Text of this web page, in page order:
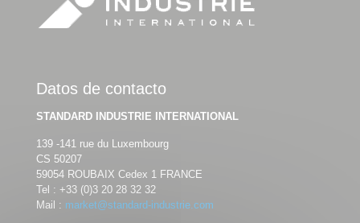
Datos de contacto
STANDARD INDUSTRIE INTERNATIONAL
139 -141 rue du Luxembourg
CS 50207
59054 ROUBAIX Cedex 1 FRANCE
Tel : +33 (0)3 20 28 32 32
Mail : market@standard-industrie.com